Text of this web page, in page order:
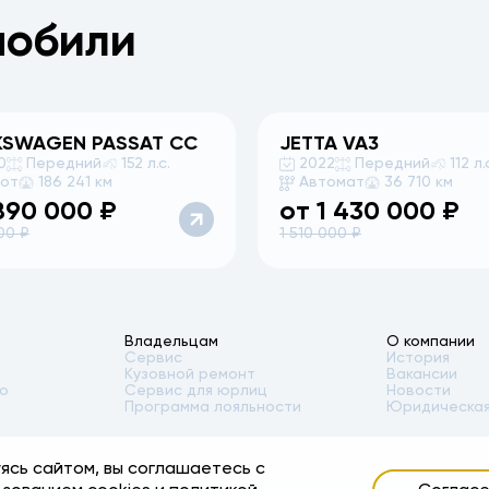
PASSAT CC
Передний
152 л.с.
186 241 км
000 ₽
₽
JETTA VA3
2022 Передний
112
Автомат
36 710 км
от 1 430 000 ₽
1 510 000₽
сайтом, вы соглашаетесь с
Владельцам
Сервис
Кузовной ремонт
Сервис для юрлиц
Программа лояльности
О компании
История
Вакансии
Новости